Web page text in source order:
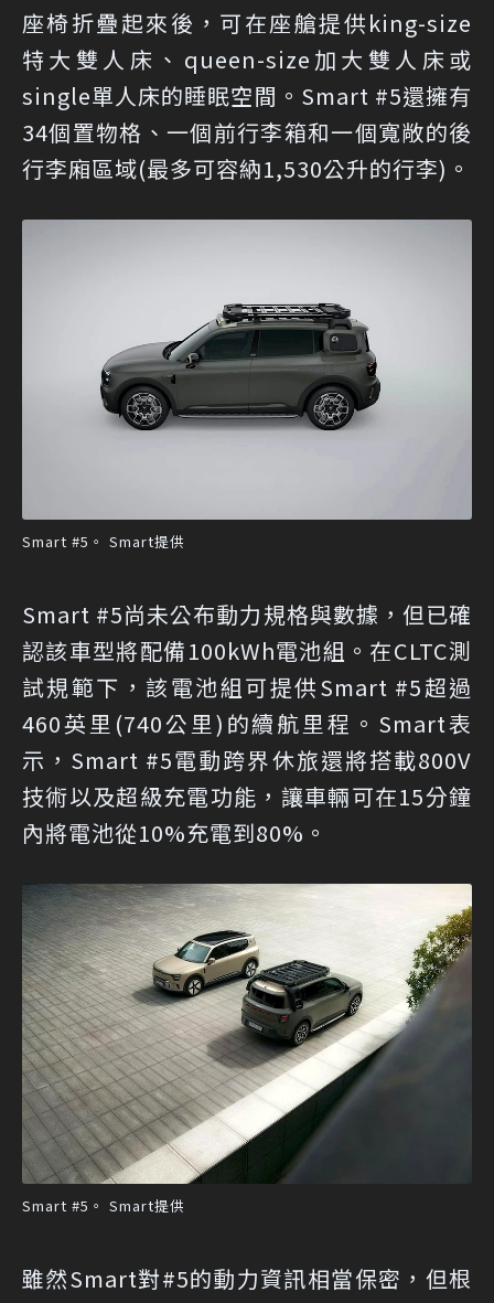
座椅折疊起來後，可在座艙提供king-size
特大雙人床、queen-size加大雙人床或
single單人床的睡眠空間。Smart #5還擁有
34個置物格、一個前行李箱和一個寬敞的後
行李廂區域(最多可容納1,530公升的行李)。
Smart #5。 Smart提供
Smart #5尚未公布動力規格與數據，但已確
認該車型將配備100kWh電池組。在CLTC測
試規範下，該電池組可提供Smart #5超過
460英里(740公里)的續航里程。Smart表
示，Smart #5電動跨界休旅還將搭載800V
技術以及超級充電功能，讓車輛可在15分鐘
內將電池從10%充電到80%。
Smart #5。 Smart提供
雖然Smart對#5的動力資訊相當保密，但根